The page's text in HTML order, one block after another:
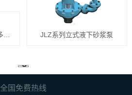
JLZ系列立式液下砂浆泵
全国免费热线